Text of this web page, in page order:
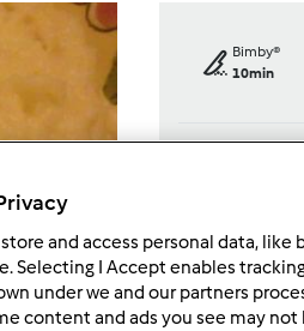
Bimby®
10min
dose/s
6pessoa/s
and access personal data, like
Selecting I Accept enables
under we and our partners
content and ads you see may